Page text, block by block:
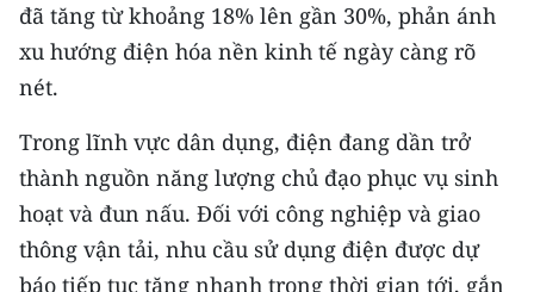
TIN MỚI
TIN ĐỊA PHƯƠNG
Trung du và miền núi phía Bắc
Đồng bằng sông Hồng
Bắc Trung Bộ
đã tăng từ khoảng 18% lên gần 30%, phản ánh
xu hướng điện hóa nền kinh tế ngày càng rõ
nét.
Trong lĩnh vực dân dụng, điện đang dần trở
thành nguồn năng lượng chủ đạo phục vụ sinh
hoạt và đun nấu. Đối với công nghiệp và giao
thông vận tải, nhu cầu sử dụng điện được dự
báo tiếp tục tăng nhanh trong thời gian tới, gắn